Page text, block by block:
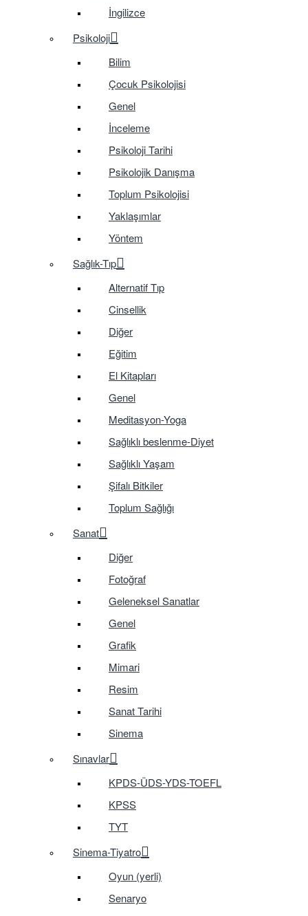
İngilizce
Psikoloji
Bilim
Çocuk Psikolojisi
Genel
İnceleme
Psikoloji Tarihi
Psikolojik Danışma
Toplum Psikolojisi
Yaklaşımlar
Yöntem
Sağlık-Tıp
Alternatif Tıp
Cinsellik
Diğer
Eğitim
El Kitapları
Genel
Meditasyon-Yoga
Sağlıklı beslenme-Diyet
Sağlıklı Yaşam
Şifalı Bitkiler
Toplum Sağlığı
Sanat
Diğer
Fotoğraf
Geleneksel Sanatlar
Genel
Grafik
Mimari
Resim
Sanat Tarihi
Sinema
Sınavlar
KPDS-ÜDS-YDS-TOEFL
KPSS
TYT
Sinema-Tiyatro
Oyun (yerli)
Senaryo